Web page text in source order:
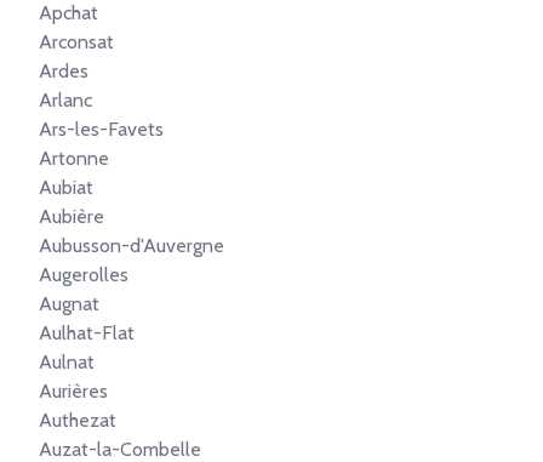
Apchat
Arconsat
Ardes
Arlanc
Ars-les-Favets
Artonne
Aubiat
Aubière
Aubusson-d'Auvergne
Augerolles
Augnat
Aulhat-Flat
Aulnat
Aurières
Authezat
Auzat-la-Combelle